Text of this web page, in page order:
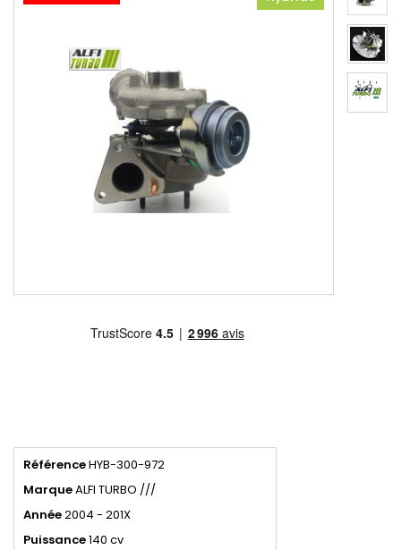
RéférenceHYB-300-972
MarqueALFI TURBO ///
Année2004 - 201X
Puissance140 cv